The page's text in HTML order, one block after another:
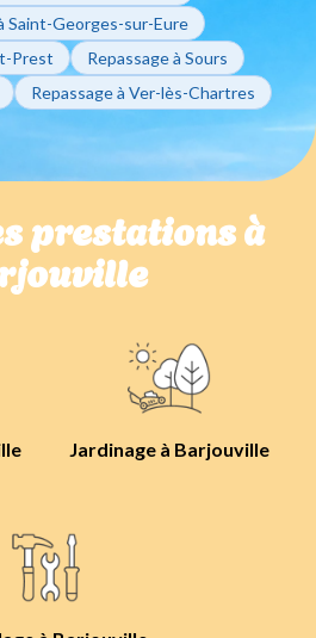
Saint-Georges-sur-Eure
Prest
Repassage à Sours
Repassage à Ver-lès-Chartres
prestations à
Jardinage à Barjouville